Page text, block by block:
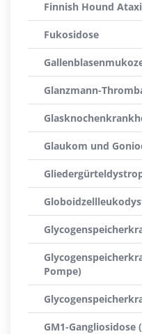
Finnish Hound
Fukosidose
Glanzmann-
Glaukom und
Pompe)
GM1-Gangliosidose